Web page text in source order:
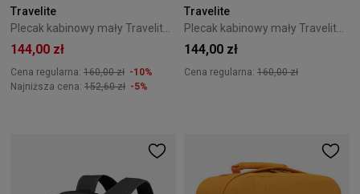
Travelite
144,00 zł
Cena regularna: 160,00 zł -10%
Najniższa cena: 152,60 zł -5%
Travelite
144,00 zł
Cena regularna: 160,00 zł